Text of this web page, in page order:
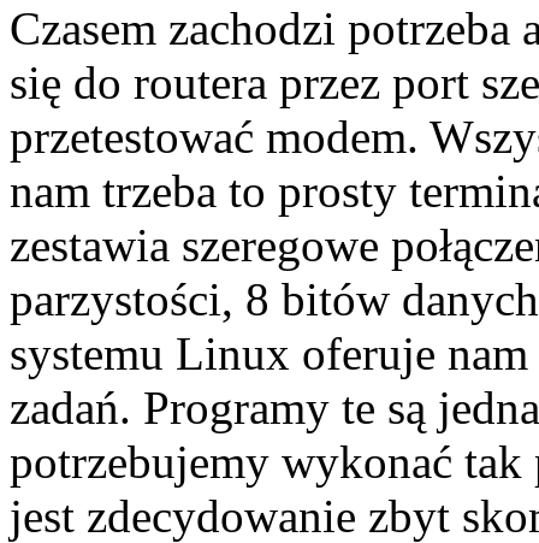
Czasem zachodzi potrzeba
się do routera przez port
przetestować modem.
nam trzeba to prosty
zestawia szeregowe
parzystości, 8 bitów
systemu Linux oferuje
zadań. Programy te są
potrzebujemy wykonać
jest zdecydowanie zbyt